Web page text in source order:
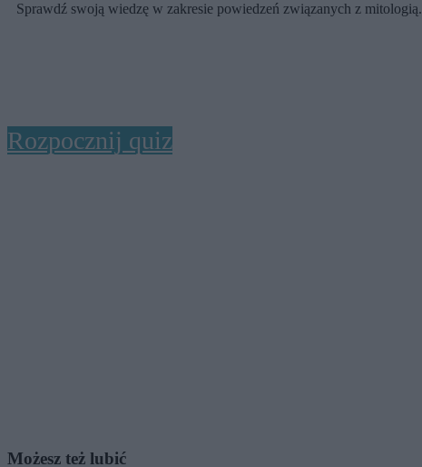
Sprawdź swoją wiedzę w zakresie powiedzeń związanych z mitologią.
Rozpocznij quiz
Możesz też lubić